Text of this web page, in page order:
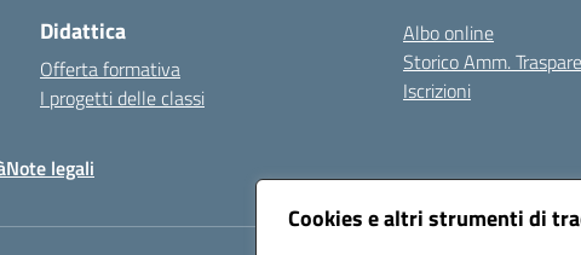
Cookies e altri strumenti di
Didattica
Offerta formativa
I progetti delle classi
Albo online
Storico Amm.
Iscrizioni
Note legali